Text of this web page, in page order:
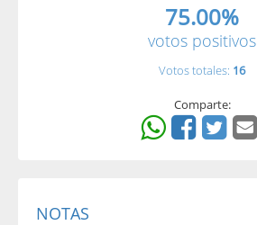
75.00%
votos positivos
Votos totales: 16
Comparte:
NOTAS